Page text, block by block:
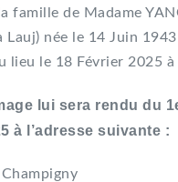
famille de Madame
Lauj) née le 14 Juin
lieu le 18 Février 2025 à
lui sera rendu du
à l’adresse suivante :
Champigny